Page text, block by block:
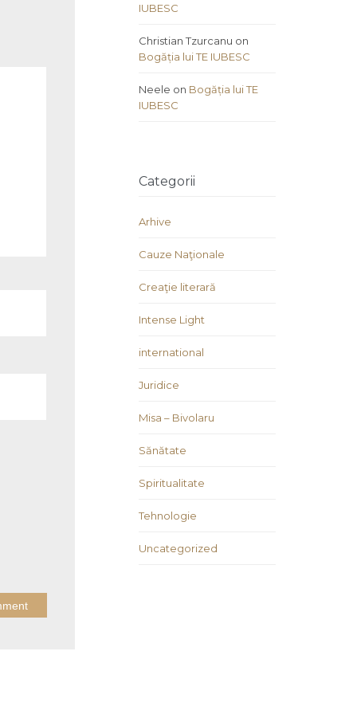
IUBESC
Christian Tzurcanu on
Bogăția lui TE IUBESC
Neele on Bogăția lui TE
IUBESC
Categorii
Arhive
Cauze Naţionale
Creaţie literară
Intense Light
international
Juridice
Misa – Bivolaru
Sănătate
Spiritualitate
Tehnologie
Uncategorized